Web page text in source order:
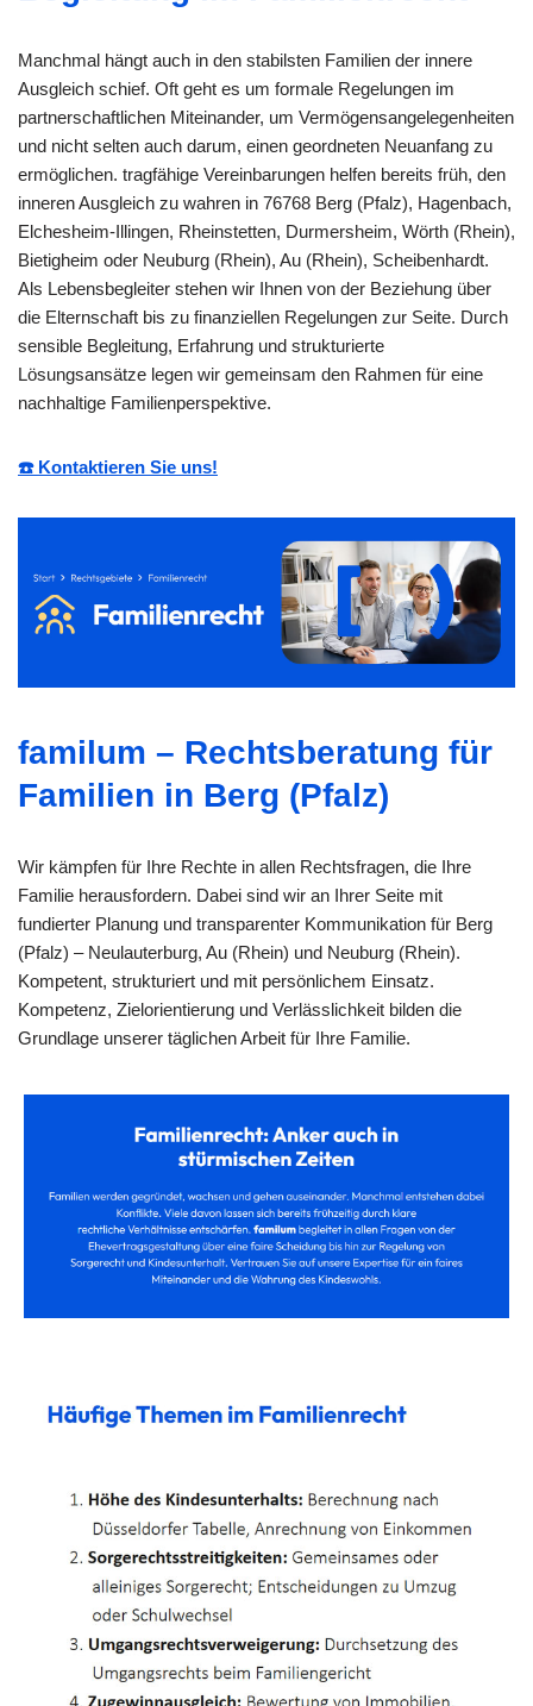
Manchmal hängt auch in den stabilsten Familien der innere
Ausgleich schief. Oft geht es um formale Regelungen im
partnerschaftlichen Miteinander, um Vermögensangelegenheiten
und nicht selten auch darum, einen geordneten Neuanfang zu
ermöglichen. tragfähige Vereinbarungen helfen bereits früh, den
inneren Ausgleich zu wahren in 76768 Berg (Pfalz), Hagenbach,
Elchesheim-Illingen, Rheinstetten, Durmersheim, Wörth (Rhein),
Bietigheim oder Neuburg (Rhein), Au (Rhein), Scheibenhardt.
Als Lebensbegleiter stehen wir Ihnen von der Beziehung über
die Elternschaft bis zu finanziellen Regelungen zur Seite. Durch
sensible Begleitung, Erfahrung und strukturierte
Lösungsansätze legen wir gemeinsam den Rahmen für eine
nachhaltige Familienperspektive.
☎️ Kontaktieren Sie uns!
familum – Rechtsberatung für
Familien in Berg (Pfalz)
Wir kämpfen für Ihre Rechte in allen Rechtsfragen, die Ihre
Familie herausfordern. Dabei sind wir an Ihrer Seite mit
fundierter Planung und transparenter Kommunikation für Berg
(Pfalz) – Neulauterburg, Au (Rhein) und Neuburg (Rhein).
Kompetent, strukturiert und mit persönlichem Einsatz.
Kompetenz, Zielorientierung und Verlässlichkeit bilden die
Grundlage unserer täglichen Arbeit für Ihre Familie.